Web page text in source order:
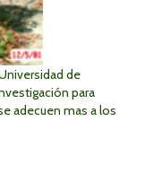
de
para
adecuen mas a los